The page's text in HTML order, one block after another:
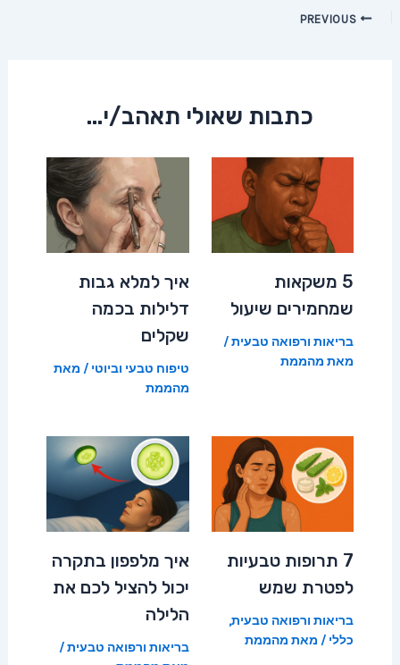
Post
כתבות שאולי תאהב/י...
5 משקאות
שמחמירים שיעול
בריאות ורפואה טבעית/
מאת מהממת
איך למלא גבות
דלילות בכמה
שקלים
טיפוח טבעי וביוטי / מאת
מהממת
7 תרופות טבעיות
לפטרת שמש
בריאות ורפואה טבעית,
כללי / מאת מהממת
איך מלפפון בתקרה
יכול להציל לכם את
הלילה
בריאות ורפואה טבעית/